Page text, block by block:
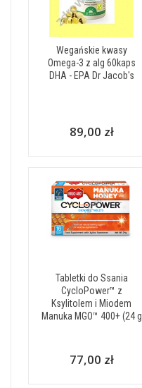
Wegańskie kwasy
Omega-3 z alg 60kaps
DHA - EPA Dr Jacob's
89,00 zł
Tabletki do Ssania
CycloPower™ z
Ksylitolem i Miodem
Manuka MGO™ 400+ (24 g
77,00 zł